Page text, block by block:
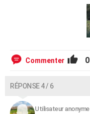
Commenter 0
RÉPONSE 4 / 6
Utilisateur anonyme